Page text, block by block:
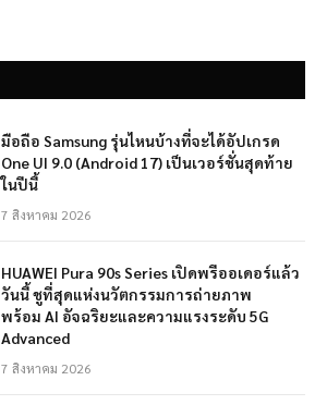
มือถือ Samsung รุ่นไหนบ้างที่จะได้อัปเกรด
One UI 9.0 (Android 17) เป็นเวอร์ชั่นสุดท้าย
ในปีนี้
7 สิงหาคม 2026
HUAWEI Pura 90s Series เปิดพรีออเดอร์แล้ว
วันนี้ ชูที่สุดแห่งนวัตกรรมการถ่ายภาพ
พร้อม AI อัจฉริยะและความแรงระดับ 5G
Advanced
7 สิงหาคม 2026